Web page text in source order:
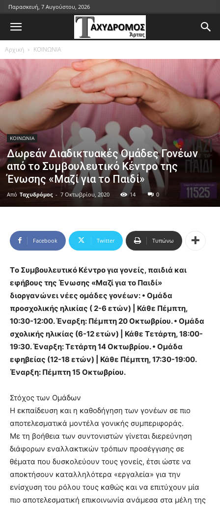
Παρασκευή, 7 Αυγούστου, 2026
Αρχική ΚΟΙΝΩΝΙΑ
ΚΟΙΝΩΝΙΑ
Δωρεάν Διαδικτυακές Ομάδες Γονέων
από το Συμβουλευτικό Κέντρο της
Ένωσης «Μαζί για το Παιδί»
Από Ταχυδρόμος - 7 Οκτωβρίου, 2020 14 0
Facebook Twitter Τυπώνω
Tο Συμβουλευτικό Κέντρο για γονείς, παιδιά και
εφήβους της Ένωσης «Μαζί για το Παιδί»
διοργανώνει νέες ομάδες γονέων: • Ομάδα
προσχολικής ηλικίας ( 2-6 ετών) | Κάθε Πέμπτη,
10:30-12:00. Έναρξη: Πέμπτη 20 Οκτωβρίου. • Ομάδα
σχολικής ηλικίας (6-12 ετών) | Κάθε Τετάρτη, 18:00-
19:30. Έναρξη: Τετάρτη 14 Οκτωβρίου. • Ομάδα
εφηβείας (12-18 ετών) | Κάθε Πέμπτη, 17:30-19:00.
Έναρξη: Πέμπτη 15 Οκτωβρίου.
Στόχος των Ομάδων
Η εκπαίδευση και η καθοδήγηση των γονέων σε πιο
αποτελεσματικά μοντέλα γονικής συμπεριφοράς.
Με τη βοήθεια των συντονιστών γίνεται διερεύνηση
διάφορων εναλλακτικών τρόπων προσέγγισης σε
θέματα που δυσκολεύουν τους γονείς, έτσι ώστε να
αποκτήσουν καταλληλότερα «εργαλεία» για την
ενίσχυση του ρόλου τους καθώς και να επιτύχουν μία
πιο αποτελεσματική επικοινωνία ανάμεσα στα μέλη της